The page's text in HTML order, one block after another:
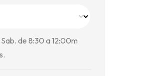
de 8:30 a 12:00m